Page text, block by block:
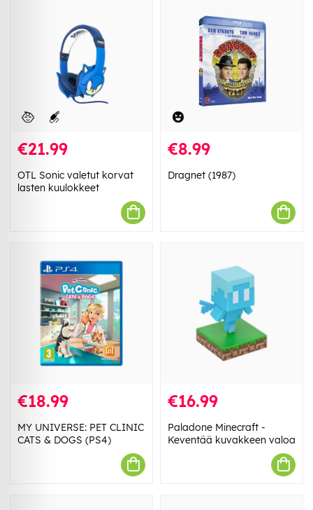
€21.99
OTL Sonic valetut korvat
lasten kuulokkeet
€8.99
Dragnet (1987)
€18.99
MY UNIVERSE: PET CLINIC
CATS & DOGS (PS4)
€16.99
Paladone Minecraft -
Keventää kuvakkeen valoa